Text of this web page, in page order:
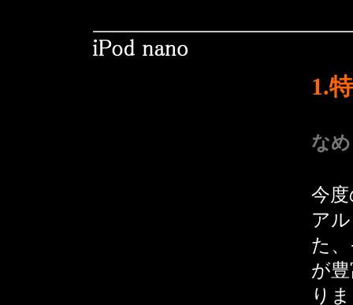
1.
な
今度
ア
た
が
り